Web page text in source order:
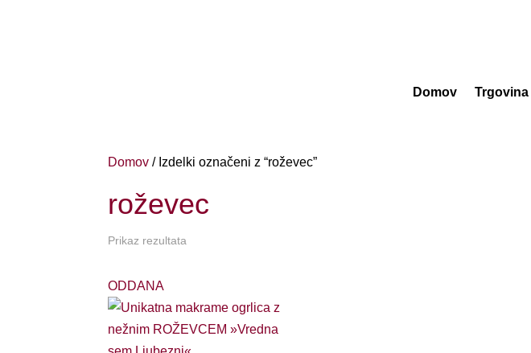
Domov Trgovina
Domov / Izdelki označeni z “roževec”
roževec
Prikaz rezultata
ODDANA